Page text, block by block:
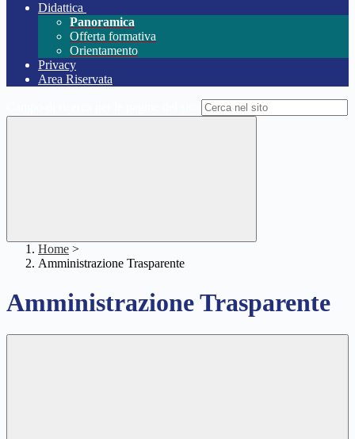
Didattica
Panoramica
Offerta formativa
Orientamento
Privacy
Area Riservata
Home >
Amministrazione Trasparente
Amministrazione Trasparente